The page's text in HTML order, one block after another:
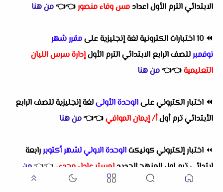
الابتدائي الترم الأول اعداد مس وفاء منصور👈
👈من هنا
⏪10 اختبارات الكترونية لغة إنجليزية على
مقرر شهر
نوفمبرللصف الرابع الابتدائي الترم الأولإدارة سرس الليان
التعليمية👈
👈من هنا
⏪ اختبار الكتروني علىالوحدة الأولىلغة إنجليزية للصف الرابع
الأبتدائي ترم أولأ/ إيمان الموافي👈
👈من هنا
⏪ اختبار إلكتروني كونيكتالوحدة الاولي لشهر أكتوبررابعة
ابتدائي ترم اول المنهج الجديد لمستر عادل مجدي 👈
👈من